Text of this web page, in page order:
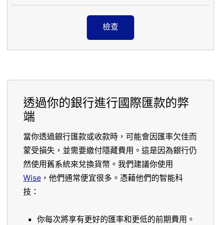
檢查
透過你的銀行進行國際匯款的弊
端
當你透過銀行匯款或收款時，可能會因匯率欠佳而
蒙受損失，並需要繳付隱藏費用。這是因為銀行仍
然使用舊系統來兌換貨幣。我們建議你使用
Wise ，他們通常便宜很多。憑藉他們的智能科
技：
你每次將享有更好的匯率和更低的前期費用。